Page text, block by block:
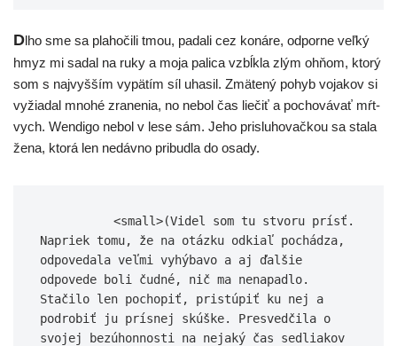
Dlho sme sa pla­ho­či­li tmou, pada­li cez koná­re, odpor­ne veľ­ký
hmyz mi sadal na ruky a moja pali­ca vzbĺk­la zlým ohňom, kto­rý
som s naj­vyš­ším vypä­tím síl uha­sil. Zmätený pohyb voja­kov si
vyžia­dal mno­hé zra­ne­nia, no nebol čas lie­čiť a pocho­vá­vať mŕt­
vych. Wendigo nebol v lese sám. Jeho pri­slu­ho­vač­kou sa sta­la
žena, kto­rá len nedáv­no pri­bud­la do osady.
Napriek tomu, že na otázku odkiaľ pochádza,
odpovedala veľmi vyhýbavo a aj ďalšie
odpovede boli čudné, nič ma nenapadlo.
Stačilo len pochopiť, pristúpiť ku nej a
podrobiť ju prísnej skúške. Presvedčila o
svojej bezúhonnosti na nejaký čas sedliakov